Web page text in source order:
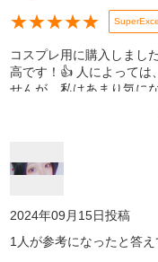
★★★★★
コスプレ用に購入しまし
高です！👍 人によっては
せんが、私はあまり気に
丁度いい大きさです👏
くちゃお気に入りなので
2024年09月15日投稿
1 人が参考になったと答